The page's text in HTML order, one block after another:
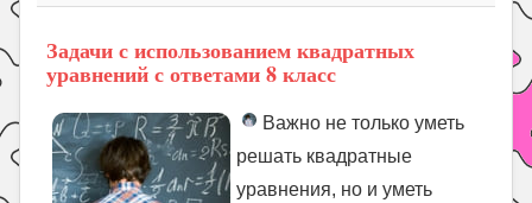
Задачи с использованием квадратных
уравнений с ответами 8 класс
Важно не только уметь
решать квадратные
уравнения, но и уметь